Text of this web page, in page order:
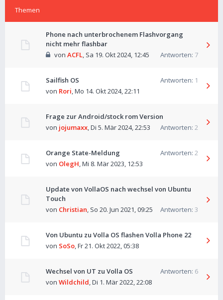
Themen
Phone nach unterbrochenem Flashvorgang
nicht mehr flashbar
Antworten: 7
von ACFL, Sa 19. Okt 2024, 12:45
Sailfish OS Antworten: 1
von Rori,Mo 14. Okt 2024, 22:11
Frage zur Android/stock rom Version
Antworten: 2
von jojumaxx,Di 5. Mär 2024, 22:53
Orange State-Meldung Antworten: 2
von OlegH,Mi 8. Mär 2023, 12:53
Update von VollaOS nach wechsel von Ubuntu
Touch
Antworten: 3
von Christian, So 20. Jun 2021, 09:25
Von Ubuntu zu Volla OS flashen Volla Phone 22
von SoSo,Fr 21. Okt 2022, 05:38
Wechsel von UT zu Volla OS Antworten: 6
von Wildchild,Di 1. Mär 2022, 22:08